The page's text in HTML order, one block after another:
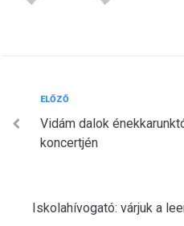
Bejegyzés
navigáció
Előző
ELŐZŐ
Vidám dalok
koncertjén
Iskolahívogató: várjuk a